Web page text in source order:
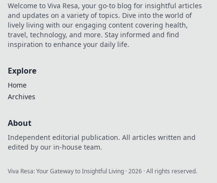
Welcome to Viva Resa, your go-to blog for insightful articles
and updates on a variety of topics. Dive into the world of
lively living with our engaging content covering health,
travel, technology, and more. Stay informed and find
inspiration to enhance your daily life.
Explore
Home
Archives
About
Independent editorial publication. All articles written and
edited by our in-house team.
Viva Resa: Your Gateway to Insightful Living ·2026 · All rights reserved.